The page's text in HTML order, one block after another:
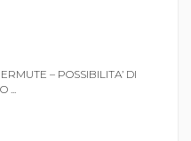
– POSSIBILITA’ DI
...